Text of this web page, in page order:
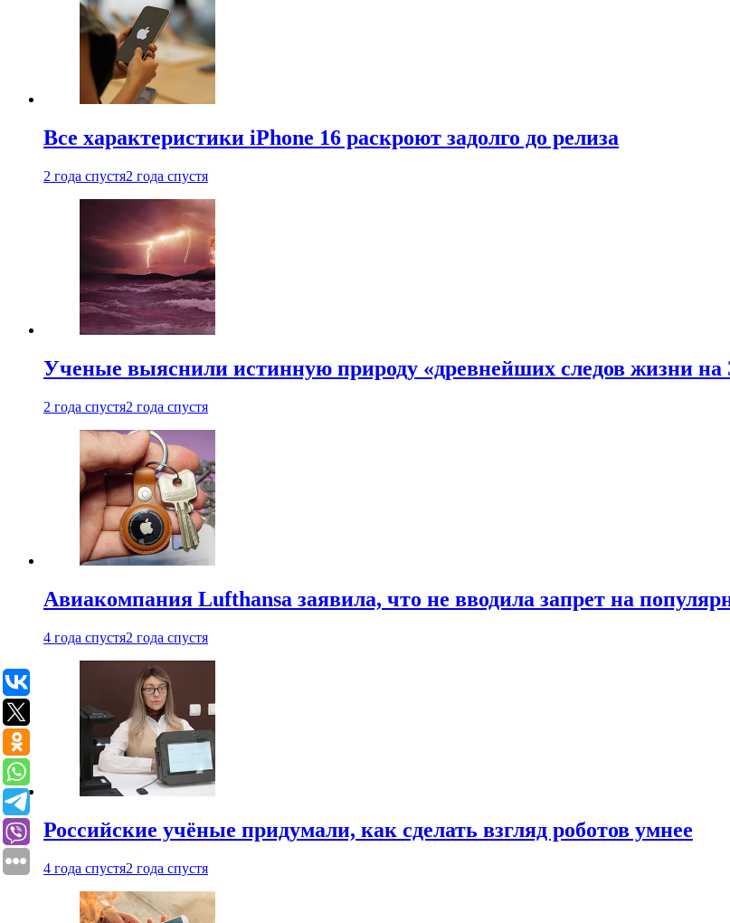
Все характеристики iPhone 16 раскроют задолго до релиза
2 года спустя2 года спустя
Ученые выяснили истинную природу «древнейших следов жизни на
2 года спустя2 года спустя
Авиакомпания Lufthansa заявила, что не вводила запрет на
4 года спустя2 года спустя
Российские учёные придумали, как сделать взгляд роботов умнее
4 года спустя2 года спустя